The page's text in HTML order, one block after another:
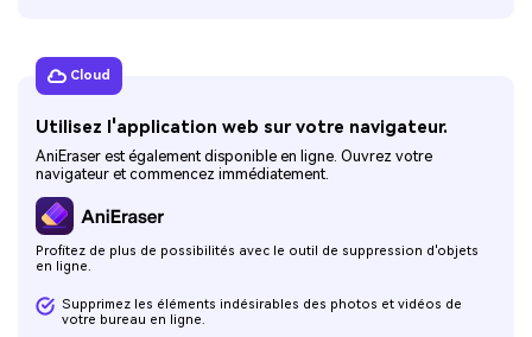
Cloud
Utilisez l'application web sur votre navigateur.
AniEraser est également disponible en ligne. Ouvrez votre
navigateur et commencez immédiatement.
Profitez de plus de possibilités avec le outil de suppression d'objets
en ligne.
Supprimez les éléments indésirables des photos et vidéos de
votre bureau en ligne.